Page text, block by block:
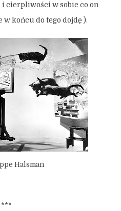
i cierpliwości w sobie co on
w końcu do tego dojdę ).
Halsman
***